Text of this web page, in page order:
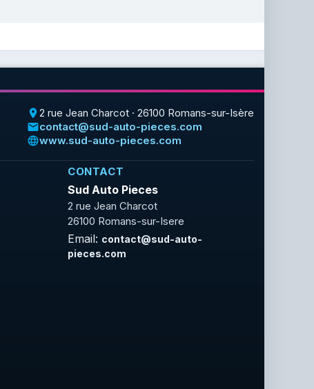
place2 rue Jean Charcot · 26100 Romans-sur-Isère
emailcontact@sud-auto-pieces.com
languagewww.sud-auto-pieces.com
CONTACT
Sud Auto Pieces
2 rue Jean Charcot
26100 Romans-sur-Isere
Email: contact@sud-auto-
pieces.com